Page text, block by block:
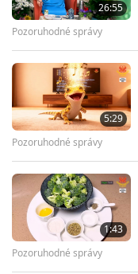
16:05
13:44
14:31
26:55
Pozoruhodné správy
5:29
Pozoruhodné správy
1:43
Pozoruhodné správy